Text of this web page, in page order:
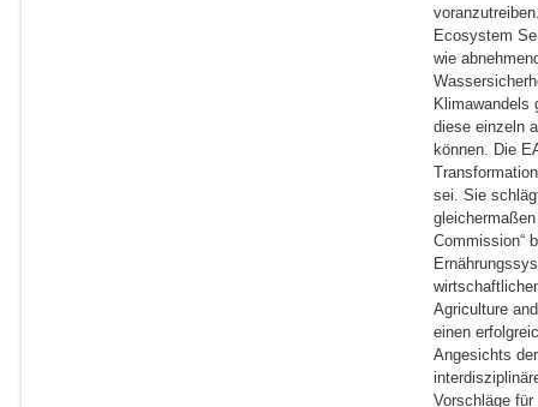
Ecosystem
wie
Klimawandels
diese einzeln
können. Die
sei. Sie
Commission“
Agriculture
einen
Angesichts
Vorschläge